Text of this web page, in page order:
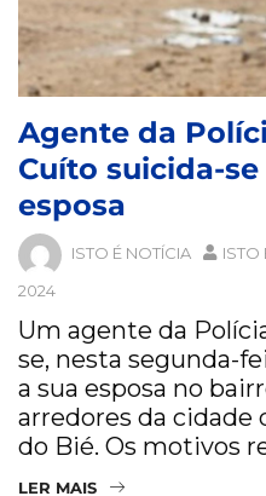
Agente da
Cuíto suicida-
esposa
ISTO É NOTÍCIA ISTO
2024
Um agente da
se, nesta segunda-
a sua esposa no
arredores da cidade
do Bié. Os motivos
LER MAIS